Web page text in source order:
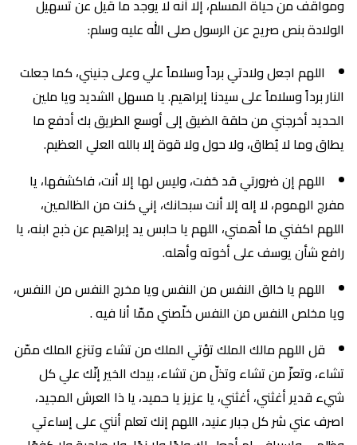
ومواقف من حياة المسلم، إلا أنه لا يوجد ما قيل عن تسهيل
الولادة بنص صريح عن الرسول صلى الله عليه وسلم:
اللهم اجعل ولادتي برداً وسلاماً علي وعلى جنيني، كما جعلت
النار برداً وسلاماً على سيدنا إبراهيم. يا مسهل الشديد ويا ملين
الحديد أخرجني من حلقة الضيق إلى أوسع الطريق بك أدفع ما
يطاق وما لا يُطاق، ولا حول ولا قوة إلا بالله العلي العظيم.
اللهم إن ضرورتي قد حَفت، وليس لها إلا أنت، فاكشفها، يا
مفرج الهموم، لا إله إلا أنت سبحانك، إني كنت من الظالمين،
اللهم اكفني ما أهمني، اللهم يا حابس يد إبراهيم عن ذبح ابنه، يا
رافع شأن يوسف على أخوته وأهله.
اللهم يا خالق النفس من النفس ويا مخرج النفس من النفس،
ويا مخلص النفس من النفس خلّصني ممّا أنا فيه .
قل اللهم مالك الملك تؤتي الملك من تشاء وتنزع الملك ممّن
تشاء، وتعزّ من تشاء وتذلّ من تشاء، بيدك الخير إنّك علي كل
شيء قدير أغثني، أغثني، يا عزيز يا حميد، يا ذا العرش المجيد،
اصرف عني شر كل جبار عنيد، اللهم إنك تعلم أنني على إساءتي